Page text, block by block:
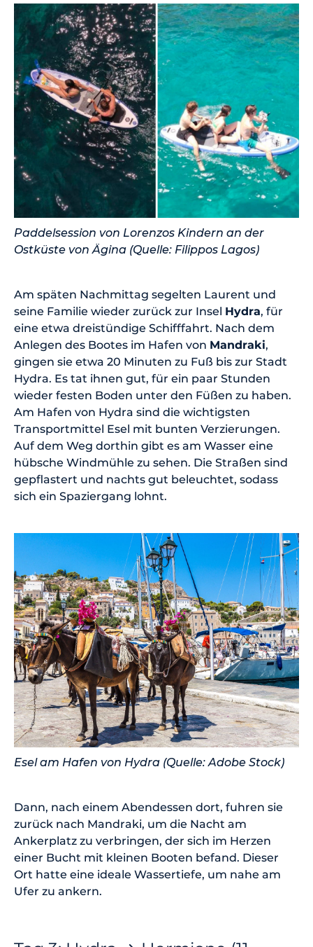
Paddelsession von Lorenzos Kindern an der
Ostküste von Ägina (Quelle: Filippos Lagos)
Am späten Nachmittag segelten Laurent und
seine Familie wieder zurück zur Insel Hydra, für
eine etwa dreistündige Schifffahrt. Nach dem
Anlegen des Bootes im Hafen von Mandraki,
gingen sie etwa 20 Minuten zu Fuß bis zur Stadt
Hydra. Es tat ihnen gut, für ein paar Stunden
wieder festen Boden unter den Füßen zu haben.
Am Hafen von Hydra sind die wichtigsten
Transportmittel Esel mit bunten Verzierungen.
Auf dem Weg dorthin gibt es am Wasser eine
hübsche Windmühle zu sehen. Die Straßen sind
gepflastert und nachts gut beleuchtet, sodass
sich ein Spaziergang lohnt.
Esel am Hafen von Hydra (Quelle: Adobe Stock)
Dann, nach einem Abendessen dort, fuhren sie
zurück nach Mandraki, um die Nacht am
Ankerplatz zu verbringen, der sich im Herzen
einer Bucht mit kleinen Booten befand. Dieser
Ort hatte eine ideale Wassertiefe, um nahe am
Ufer zu ankern.